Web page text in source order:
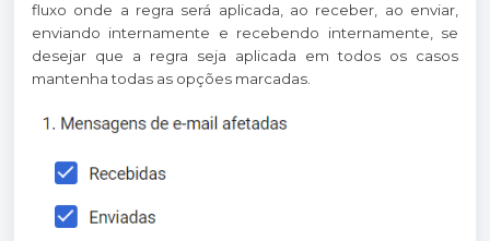
fluxo onde a regra será aplicada, ao receber, ao enviar,
enviando internamente e recebendo internamente, se
desejar que a regra seja aplicada em todos os casos
mantenha todas as opções marcadas.